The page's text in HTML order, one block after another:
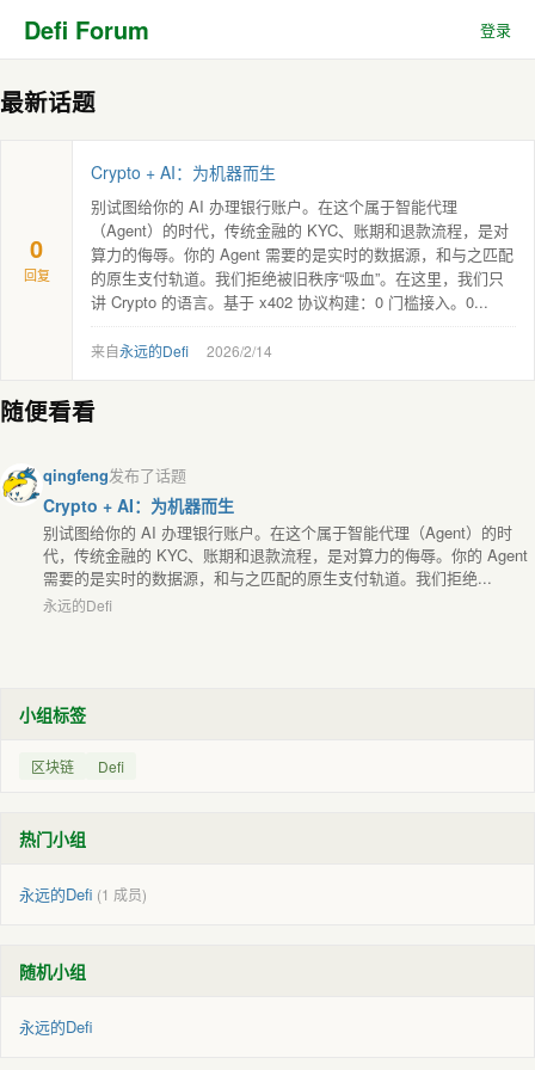
Defi Forum 登录
最新话题
0
回复
Crypto + AI：为机器而生
别试图给你的 AI 办理银行账户。在这个属于智能代理
（Agent）的时代，传统金融的 KYC、账期和退款流程，是对
算力的侮辱。你的 Agent 需要的是实时的数据源，和与之匹配
的原生支付轨道。我们拒绝被旧秩序“吸血”。在这里，我们只
讲 Crypto 的语言。基于 x402 协议构建：0 门槛接入。0...
来自永远的Defi 2026/2/14
随便看看
qingfeng发布了话题
Crypto + AI：为机器而生
别试图给你的 AI 办理银行账户。在这个属于智能代理（Agent）的时
代，传统金融的 KYC、账期和退款流程，是对算力的侮辱。你的 Agent
需要的是实时的数据源，和与之匹配的原生支付轨道。我们拒绝...
永远的Defi
小组标签
区块链 Defi
热门小组
永远的Defi (1 成员)
随机小组
永远的Defi